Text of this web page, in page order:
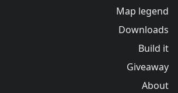
Map legend
Downloads
Build it
Giveaway
About